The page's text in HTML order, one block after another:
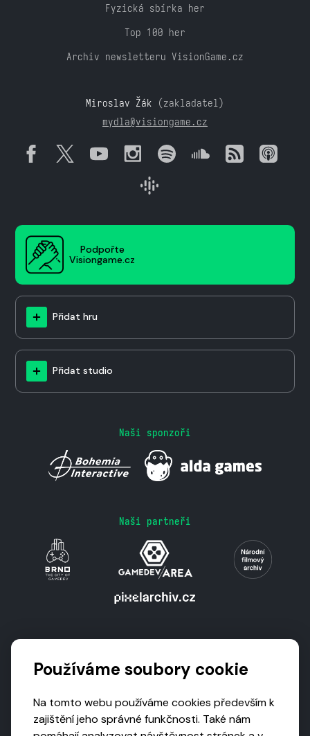
Fyzická sbírka her
Top 100 her
Archiv newsletteru VisionGame.cz
Miroslav Žák (zakladatel)
mydla@visiongame.cz
Podpořte
Visiongame.cz
Přidat hru
Přidat studio
Naši sponzoři
Naši partneři
Používáme soubory cookie
Na tomto webu používáme cookies především k
zajištění jeho správné funkčnosti. Také nám